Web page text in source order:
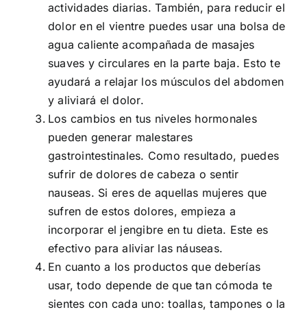
actividades diarias. También, para reducir el
dolor en el vientre puedes usar una bolsa de
agua caliente acompañada de masajes
suaves y circulares en la parte baja. Esto te
ayudará a relajar los músculos del abdomen
y aliviará el dolor.
Los cambios en tus niveles hormonales
pueden generar malestares
gastrointestinales. Como resultado, puedes
sufrir de dolores de cabeza o sentir
nauseas. Si eres de aquellas mujeres que
sufren de estos dolores, empieza a
incorporar el jengibre en tu dieta. Este es
efectivo para aliviar las náuseas.
En cuanto a los productos que deberías
usar, todo depende de que tan cómoda te
sientes con cada uno: toallas, tampones o la